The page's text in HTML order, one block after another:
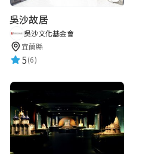
吳沙故居
吳沙文化基金會
宜蘭縣
5(6)